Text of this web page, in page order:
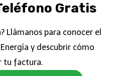
Gratis
Llámanos para conocer el
y descubrir cómo
tu factura.